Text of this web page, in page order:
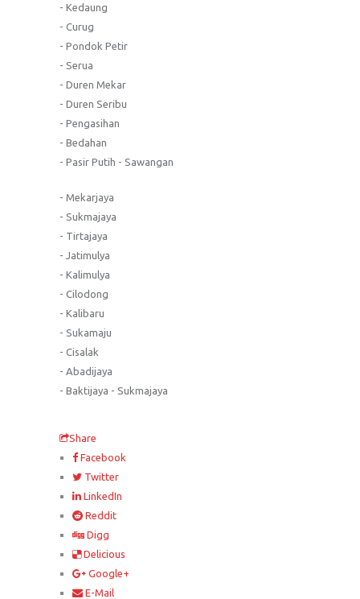
- Kedaung
- Curug
- Pondok Petir
- Serua
- Duren Mekar
- Duren Seribu
- Pengasihan
- Bedahan
- Pasir Putih - Sawangan
- Mekarjaya
- Sukmajaya
- Tirtajaya
- Jatimulya
- Kalimulya
- Cilodong
- Kalibaru
- Sukamaju
- Cisalak
- Abadijaya
- Baktijaya - Sukmajaya
Share
Facebook
Twitter
LinkedIn
Reddit
Digg
Delicious
Google+
E-Mail